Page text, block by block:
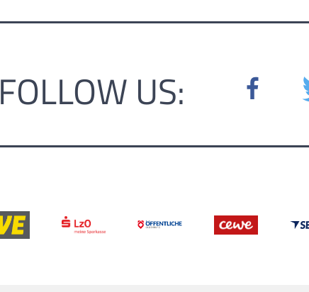
FOLLOW US: